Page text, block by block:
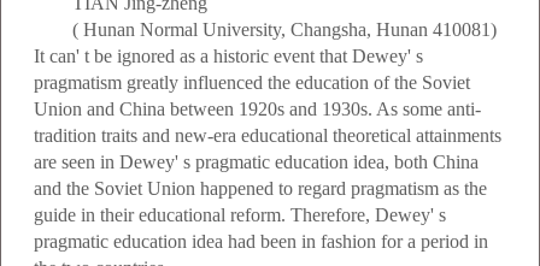
( Hunan Normal University, Changsha, Hunan 410081)
It can' t be ignored as a historic event that Dewey' s
pragmatism greatly influenced the education of the Soviet
Union and China between 1920s and 1930s. As some anti-
tradition traits and new-era educational theoretical attainments
are seen in Dewey' s pragmatic education idea, both China
and the Soviet Union happened to regard pragmatism as the
guide in their educational reform. Therefore, Dewey' s
pragmatic education idea had been in fashion for a period in